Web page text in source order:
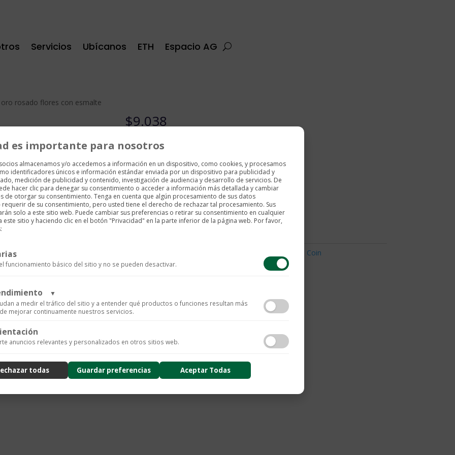
Servicios Ubícanos ETH Espacio AG
rosado flores con esmalte
$9.038
Anillos
1 disponibles
Anillo
oro
esmalte
Añadir al carrito
Roberto Coin
es importante para nosotros
almacenamos y/o accedemos a información en un dispositivo, como cookies, y procesamos
identificadores únicos e información estándar enviada por un dispositivo para publicidad y
medición de publicidad y contenido, investigación de audiencia y desarrollo de servicios. De
hacer clic para denegar su consentimiento o acceder a información más detallada y cambiar
de otorgar su consentimiento. Tenga en cuenta que algún procesamiento de sus datos
de su consentimiento, pero usted tiene el derecho de rechazar tal procesamiento. Sus
solo a este sitio web. Puede cambiar sus preferencias o retirar su consentimiento en cualquier
este sitio y haciendo clic en el botón "Privacidad" en la parte inferior de la página web. Por favor,
funcionamiento básico del sitio y no se pueden desactivar.
▼
a medir el tráfico del sitio y a entender qué productos o funciones resultan más
mejorar continuamente nuestros servicios.
para recopilar datos de uso anónimos, lo que nos permite analizar el rendimiento de nuestro contenido y las
de la experiencia del usuario (UX), incluyendo mapas de calor, análisis de zona, grabaciones de sesión
anuncios relevantes y personalizados en otros sitios web.
todas Guardar preferencias Aceptar Todas